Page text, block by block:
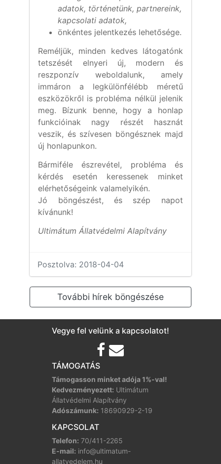
adatok, történetünk, partnereink,
kapcsolati adatok,
önkéntes jelentkezés lehetősége.
Reméljük, minden kedves látogatónk
tetszését elnyeri új, modern és
reszponzív weboldalunk, amely
immáron a legkülönfélébb méretű
eszközökről is probléma nélkül jelenik
meg. Bízunk benne, hogy a honlap
funkcióinak nagy részét hasznát
veszik, és szívesen böngésznek majd
új honlapunkon.
Bármiféle észrevétel, probléma és
kérdés esetén keressenek minket
elérhetőségeink valamelyikén.
Jó böngészést, és szép napot
kívánunk!
Ultimátum Állatvédelmi Alapítvány
Posztolva: 2018-04-04
Vegye fel velünk a kapcsolatot!
TÁMOGATÁS
Támogasson minket adója 1%-val!
Kedvezményezett: Ultimátum
Állatvédelmi Alapítvány
Adószámunk: 18690929-2-19
KAPCSOLAT
Telefon: 70/411-2265
E-mail: info@ultimatum-
allatvedelem.hu